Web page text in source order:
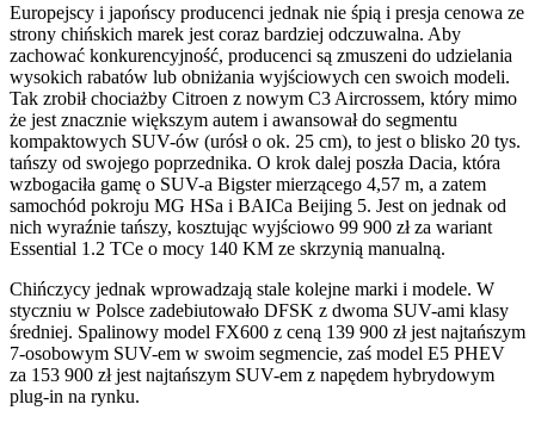
Europejscy i japońscy producenci jednak nie śpią i presja cenowa ze
strony chińskich marek jest coraz bardziej odczuwalna. Aby
zachować konkurencyjność, producenci są zmuszeni do udzielania
wysokich rabatów lub obniżania wyjściowych cen swoich modeli.
Tak zrobił chociażby Citroen z nowym C3 Aircrossem, który mimo
że jest znacznie większym autem i awansował do segmentu
kompaktowych SUV-ów (urósł o ok. 25 cm), to jest o blisko 20 tys.
tańszy od swojego poprzednika. O krok dalej poszła Dacia, która
wzbogaciła gamę o SUV-a Bigster mierzącego 4,57 m, a zatem
samochód pokroju MG HSa i BAICa Beijing 5. Jest on jednak od
nich wyraźnie tańszy, kosztując wyjściowo 99 900 zł za wariant
Essential 1.2 TCe o mocy 140 KM ze skrzynią manualną.
Chińczycy jednak wprowadzają stale kolejne marki i modele. W
styczniu w Polsce zadebiutowało DFSK z dwoma SUV-ami klasy
średniej. Spalinowy model FX600 z ceną 139 900 zł jest najtańszym
7-osobowym SUV-em w swoim segmencie, zaś model E5 PHEV
za 153 900 zł jest najtańszym SUV-em z napędem hybrydowym
plug-in na rynku.